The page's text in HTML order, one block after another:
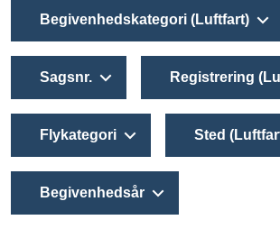
Begivenhedskategori (Luftfart)
Sagsnr. Registrering
Flykategori Sted
Begivenhedsår